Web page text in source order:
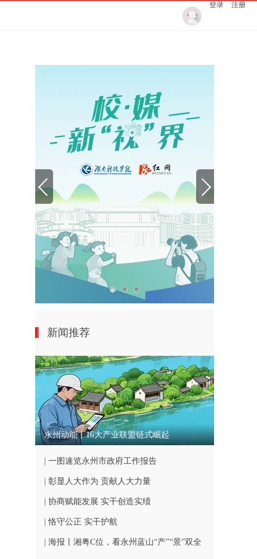
登录 注册
新闻推荐
永州动能丨16大产业联盟链式崛起
| 一图速览永州市政府工作报告
| 彰显人大作为 贡献人大力量
| 协商赋能发展 实干创造实绩
| 恪守公正 实干护航
| 海报丨湘粤C位，看永州蓝山“产”“景”双全